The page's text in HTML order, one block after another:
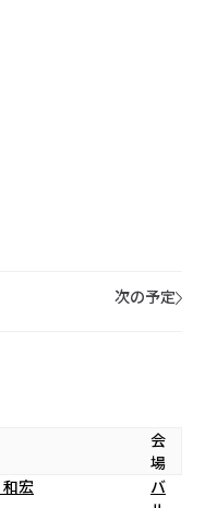
次の予定
会
場
和宏
バ